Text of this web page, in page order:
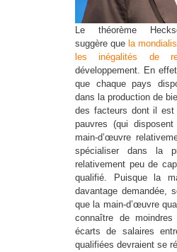
Le théorème
suggère que la
les inégalités de
développement. En
que chaque pays
dans la production de
des facteurs dont il est
pauvres (qui
main-d’œuvre
spécialiser dans la
relativement peu de
qualifié. Puisque la
davantage demandée,
que la main-d’œuvre
connaître de
écarts de salaires
qualifiées devraient se